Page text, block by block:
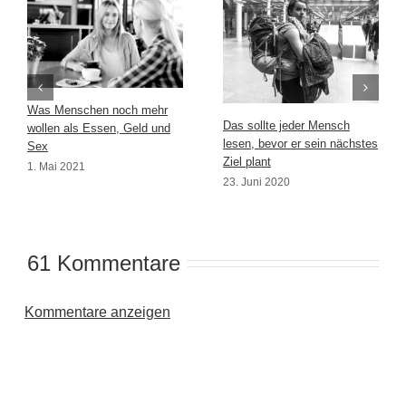
Was Menschen noch mehr
wollen als Essen, Geld und
Sex
1. Mai 2021
Das sollte jeder Mensch
lesen, bevor er sein nächstes
Ziel plant
23. Juni 2020
61 Kommentare
Kommentare anzeigen